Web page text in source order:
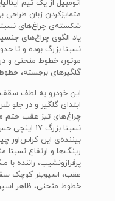
اتومبیل از یک تیم
متمایزکردن زبان طراحی
شکسته‌ی چراغ‌های نسبتا
یاد الگوی چراغ‌های
نسبتا بزرگ بوده و تا
موتور، خطوط منحنی و
گلگیر‌های برجسته، خطوط
این خودرو به لطف سقف
ابتدای گلگیر و در جلو
چراغ‌های تیز عقب ختم
نسبتا بزرگ
بیننده‌ی این کراس‌اور
رینگ‌ها و ارتفاع
پرفرازونشیب، راننده
عقب، اسپویلر کوچک
خطوط منحنی، ظاهر